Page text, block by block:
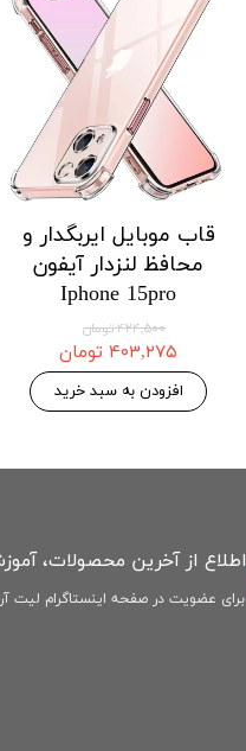
قاب موبایل ایربگدار و
محافظ لنزدار آیفون
Iphone 15pro
۴۲۴,۵۰۰ تومان
۴۰۳,۲۷۵ تومان
افزودن به سبد خرید
اطلاع از آخرین محصولات،
برای عضویت در صفحه اینستاگرام لیت